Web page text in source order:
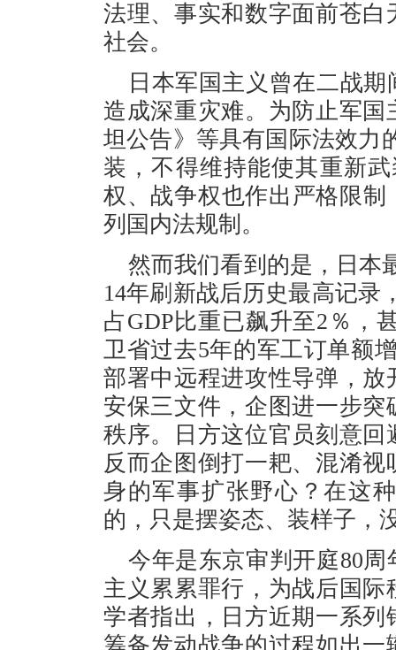
法理、事实和数字面前苍
社会。
日本军国主义曾在二战
造成深重灾难。为防止军
坦公告》等具有国际法效力
装，不得维持能使其重新
权、战争权也作出严格限
列国内法规制。
然而我们看到的是，日本
14年刷新战后历史最高记录
占GDP比重已飙升至2％，
卫省过去5年的军工订单额
部署中远程进攻性导弹，
安保三文件，企图进一步
秩序。日方这位官员刻意
反而企图倒打一耙、混淆
身的军事扩张野心？在这
的，只是摆姿态、装样子，
今年是东京审判开庭80
主义累累罪行，为战后国
学者指出，日方近期一系